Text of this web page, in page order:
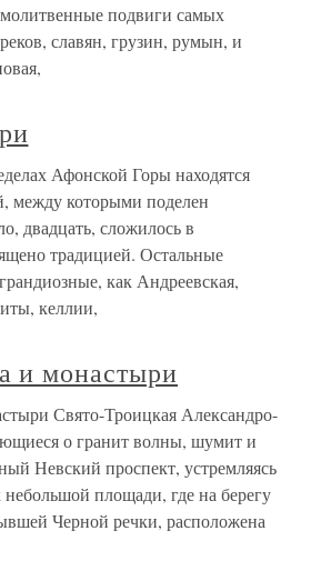
подвиги самых
славян, грузин, румын, и
Афонской Горы находятся
между которыми поделен
двадцать, сложилось в
традицией. Остальные
как Андреевская,
келлии,
и монастыри
Свято-Троицкая Александро-
о гранит волны, шумит и
Невский проспект, устремляясь
площади, где на берегу
Черной речки, расположена